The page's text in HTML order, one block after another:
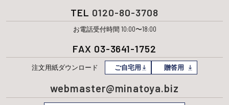
TEL 0120-80-3708
お電話受付時間 10:00〜18:00
FAX 03-3641-1752
注文用紙ダウンロード ご自宅用 贈答用
webmaster@minatoya.biz